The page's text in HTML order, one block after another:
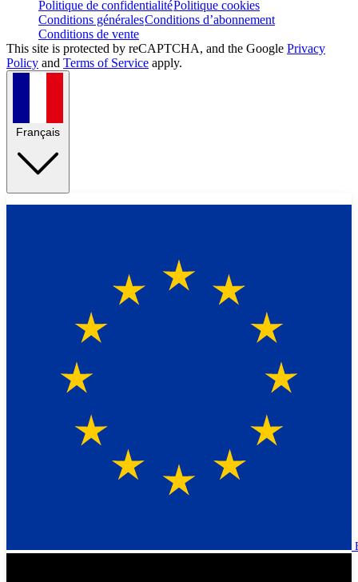
Politique de confidentialitéPolitique cookies
Conditions généralesConditions d’abonnement
Conditions de vente
This site is protected by reCAPTCHA, and the Google Privacy
Policy and Terms of Service apply.
Français